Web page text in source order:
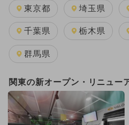
週末イベント関東パック
日帰り 雨の日OK
GW(ゴールデンウィーク)
2026年1月のイベント
2025年12月のイベント
東京都 埼玉県
千葉県 栃木県
群馬県
関東の新オープン・リニュー